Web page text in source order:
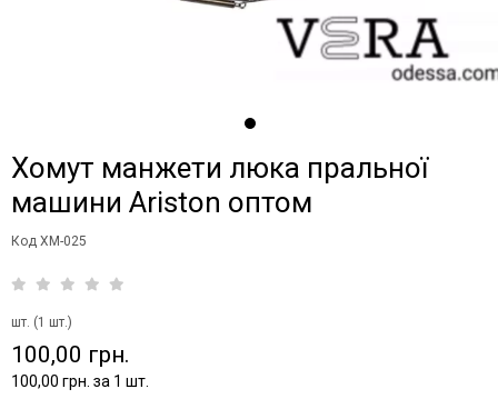
Хомут манжети люка пральної
машини Ariston оптом
Код XM-025
шт. (1 шт.)
100,00 грн.
100,00 грн. за 1 шт.